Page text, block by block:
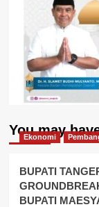
You may
Ekonomi
BUPATI
BUPATI